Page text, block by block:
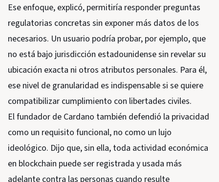
Ese enfoque, explicó, permitiría responder preguntas
regulatorias concretas sin exponer más datos de los
necesarios. Un usuario podría probar, por ejemplo, que
no está bajo jurisdicción estadounidense sin revelar su
ubicación exacta ni otros atributos personales. Para él,
ese nivel de granularidad es indispensable si se quiere
compatibilizar cumplimiento con libertades civiles.
El fundador de Cardano también defendió la privacidad
como un requisito funcional, no como un lujo
ideológico. Dijo que, sin ella, toda actividad económica
en blockchain puede ser registrada y usada más
adelante contra las personas cuando resulte